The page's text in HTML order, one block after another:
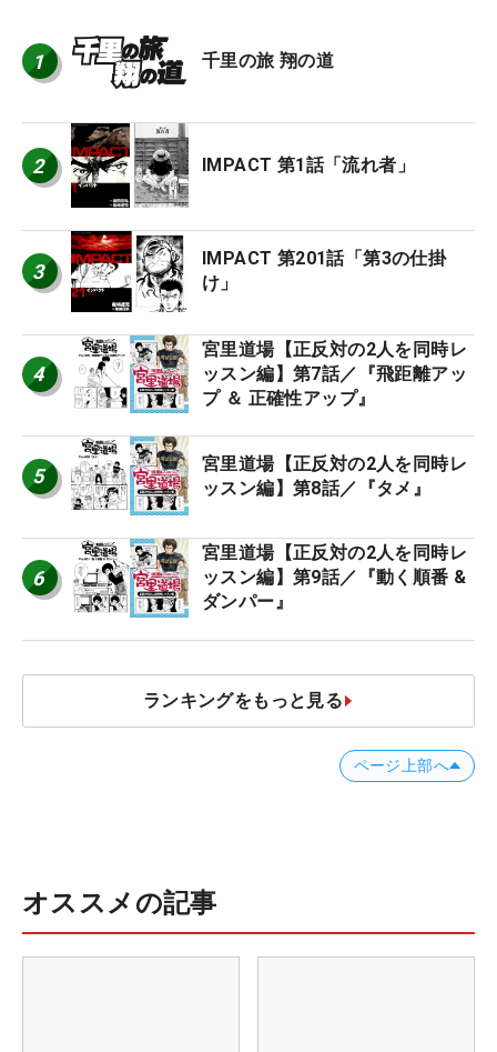
1 千里の旅 翔の道
2 IMPACT 第1話「流れ者」
3
IMPACT 第201話「第3の仕掛
け」
4
宮里道場【正反対の2人を同時レ
ッスン編】第7話／『飛距離アッ
プ ＆ 正確性アップ』
5
宮里道場【正反対の2人を同時レ
ッスン編】第8話／『タメ』
6
宮里道場【正反対の2人を同時レ
ッスン編】第9話／『動く順番 &
ダンパー』
ランキングをもっと見る
ページ上部へ
オススメの記事